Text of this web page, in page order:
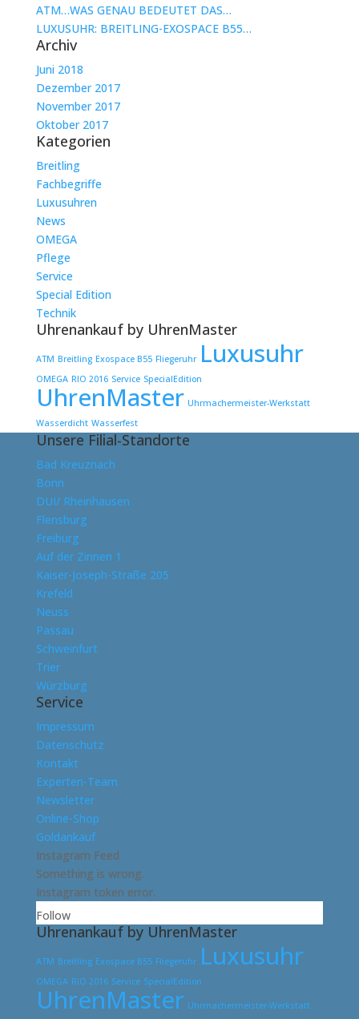
ATM…WAS GENAU BEDEUTET DAS…
LUXUSUHR: BREITLING-EXOSPACE B55…
Archiv
Juni 2018
Dezember 2017
November 2017
Oktober 2017
Kategorien
Breitling
Fachbegriffe
Luxusuhren
News
OMEGA
Pflege
Service
Special Edition
Technik
Uhrenankauf by UhrenMaster
ATM Breitling Exospace B55 Fliegeruhr Luxusuhr
OMEGA RIO 2016 Service SpecialEdition
UhrenMaster Uhrmachermeister-Werkstatt
Wasserdicht Wasserfest
Unsere Filial-Standorte
Bad Kreuznach
Bonn
DUI/ Rheinhausen
Flensburg
Freiburg
Auf der Zinnen 1
Kaiser-Joseph-Straße 205
Krefeld
Neuss
Passau
Schweinfurt
Trier
Würzburg
Service
Impressum
Datenschutz
Kontakt
Experten-Team
Newsletter
Online-Shop
Goldankauf
Instagram Feed
Something is wrong.
Instagram token error.
Follow
Uhrenankauf by UhrenMaster
ATM Breitling Exospace B55 Fliegeruhr Luxusuhr
OMEGA RIO 2016 Service SpecialEdition
UhrenMaster Uhrmachermeister-Werkstatt